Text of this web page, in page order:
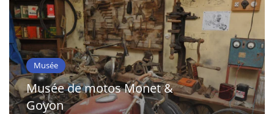
Musée
Musée de motos Monet &
Goyon